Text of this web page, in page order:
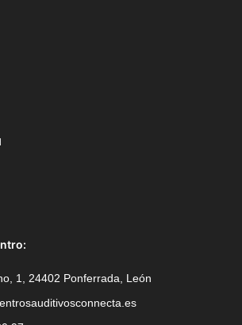
1, 24402 Ponferrada, León